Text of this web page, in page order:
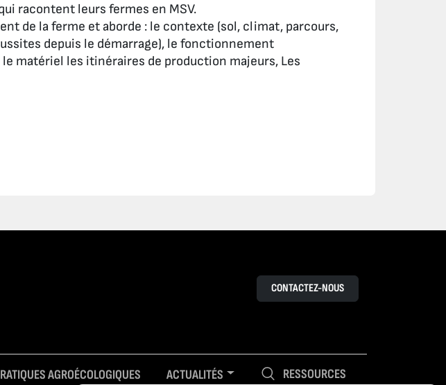
racontent leurs fermes en MSV.
de la ferme et aborde : le contexte (sol, climat, parcours,
depuis le démarrage), le fonctionnement
matériel les itinéraires de production majeurs, Les
CONTACTEZ-NOUS
AGROÉCOLOGIQUES ACTUALITÉS RESSOURCES